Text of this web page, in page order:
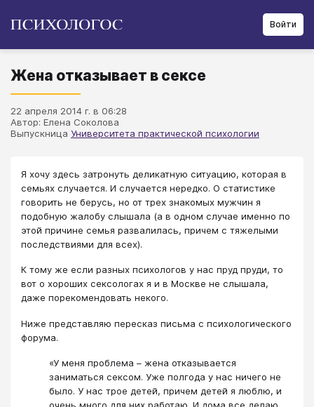
Войти
Жена отказывает в сексе
22 апреля 2014 г. в 06:28
Автор: Елена Соколова
Выпускница Университета практической психологии
Я хочу здесь затронуть деликатную ситуацию, которая в
семьях случается. И случается нередко. О статистике
говорить не берусь, но от трех знакомых мужчин я
подобную жалобу слышала (а в одном случае именно по
этой причине семья развалилась, причем с тяжелыми
последствиями для всех).
К тому же если разных психологов у нас пруд пруди, то
вот о хороших сексологах я и в Москве не слышала,
даже порекомендовать некого.
Ниже представляю пересказ письма с психологического
форума.
«У меня проблема – жена отказывается
заниматься сексом. Уже полгода у нас ничего не
было. У нас трое детей, причем детей я люблю, и